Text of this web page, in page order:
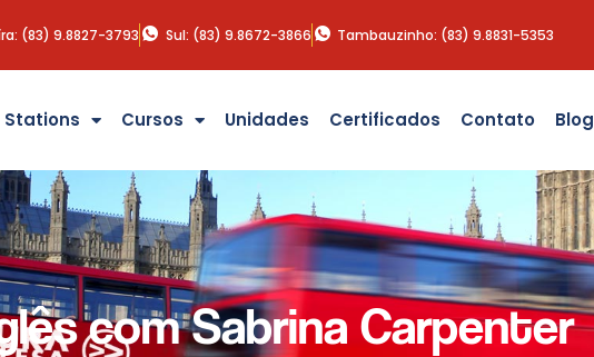
(83) 9.8827-3793 Sul: (83) 9.8672-3866 Tambauzinho: (83) 9.8831-5353
Stations Cursos Unidades Certificados Contato Blog
com Sabrina Carpenter